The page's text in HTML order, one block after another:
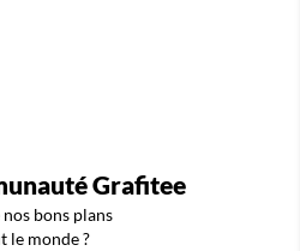
Grafitee
bons plans
le monde ?